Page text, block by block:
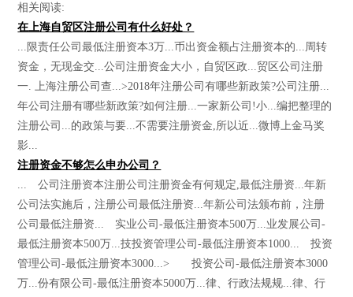
相关阅读:
在上海自贸区注册公司有什么好处？
...限责任公司最低注册资本3万...币出资金额占注册资本的...周转
资金，无现金交...公司注册资金大小，自贸区政...贸区公司注册
一. 上海注册公司查...>2018年注册公司有哪些新政策?公司注册...
年公司注册有哪些新政策?如何注册...一家新公司!小...编把整理的
注册公司...的政策与要...不需要注册资金,所以近...微博上金马奖
影...
注册资金不够怎么申办公司？
... 公司注册资本注册公司注册资金有何规定,最低注册资...年新
公司法实施后，注册公司最低注册资...年新公司法颁布前，注册
公司最低注册资... 实业公司-最低注册资本500万...业发展公司-
最低注册资本500万...技投资管理公司-最低注册资本1000... 投资
管理公司-最低注册资本3000...> 投资公司-最低注册资本3000
万...份有限公司-最低注册资本5000万...律、行政法规规...律、行